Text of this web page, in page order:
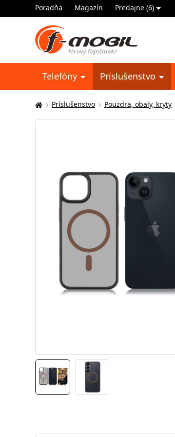
Poradňa Magazín Predajne (6)
Telefóny Príslušenstvo
Tu
sa
Príslušenstvo Pouzdra, obaly, kryty